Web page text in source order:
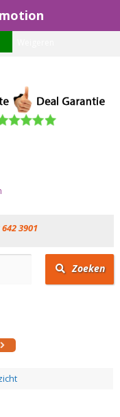
3901
Zoeken
maken wij gebruik van